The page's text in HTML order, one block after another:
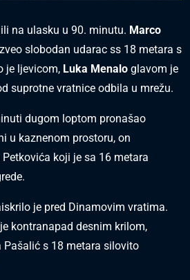
na ulasku u 90. minutu. Marco
slobodan udarac ss 18 metara s
je ljevicom, Luka Menalo glavom je
suprotne vratnice odbila u mrežu.
dugom loptom pronašao
u kaznenom prostoru, on
koji je sa 16 metara
je pred Dinamovim vratima.
kontranapad desnim krilom,
Pašalić s 18 metara silovito